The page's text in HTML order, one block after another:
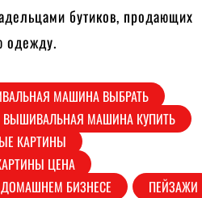
бутиков, продающих
одежду.
МАШИНА ВЫБРАТЬ
ВЫШИВАЛЬНАЯ МАШИНА КУПИТЬ
КАРТИНЫ
ЦЕНА
БИЗНЕСЕ
ПЕЙЗАЖИ